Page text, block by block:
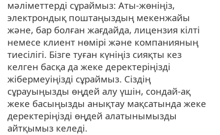
мәліметтерді сұраймыз: Аты-жөніңіз,
электрондық поштаңыздың мекенжайы
және, бар болған жағдайда, лицензия кілті
немесе клиент нөмірі және компанияның
тиесілігі. Бізге туған күніңіз сияқты кез
келген басқа да жеке деректеріңізді
жібермеуіңізді сұраймыз. Сіздің
сұрауыңызды өңдей алу үшін, сондай-ақ
жеке басыңызды анықтау мақсатында жеке
деректеріңізді өңдей алатынымызды
айтқымыз келеді.